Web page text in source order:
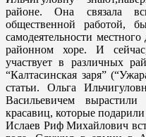
районе. Она связала
общественной работой,
самодеятельности
районном хоре. И
участвует в различных
“Калтасинская заря”
статьи. Ольга
Васильевичем
красавиц, которые
Ислаев Риф Михайлович